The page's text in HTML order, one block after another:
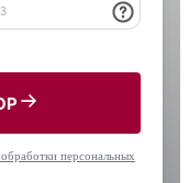
персональных